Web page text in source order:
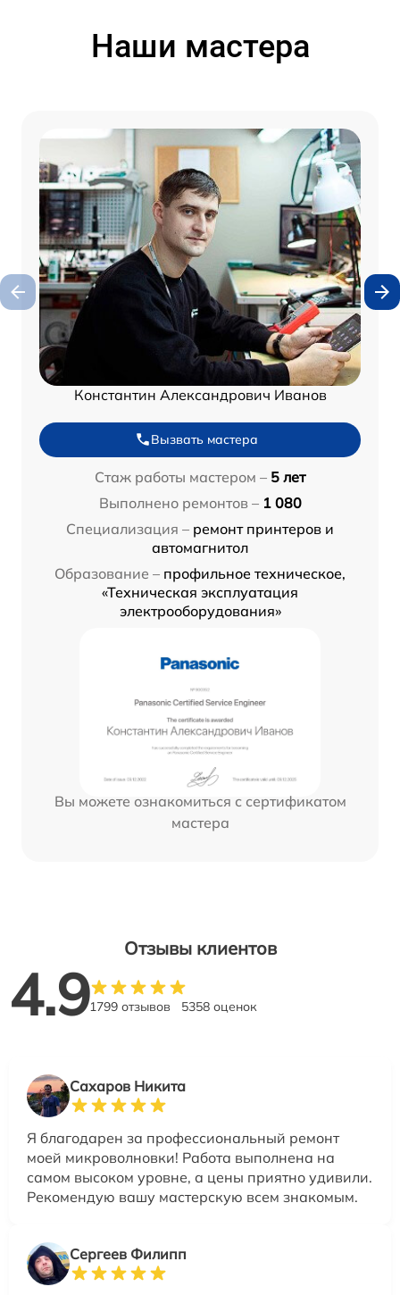
Наши мастера
Константин Александрович Иванов
Вызвать мастера
Стаж работы мастером – 5 лет
Выполнено ремонтов – 1 080
Специализация – ремонт принтеров и
автомагнитол
Образование – профильное техническое,
«Техническая эксплуатация
электрооборудования»
Вы можете ознакомиться с сертификатом
мастера
Отзывы клиентов
4.91799 отзывов 5358 оценок
Сахаров Никита
Я благодарен за профессиональный ремонт
моей микроволновки! Работа выполнена на
самом высоком уровне, а цены приятно удивили.
Рекомендую вашу мастерскую всем знакомым.
Сергеев Филипп